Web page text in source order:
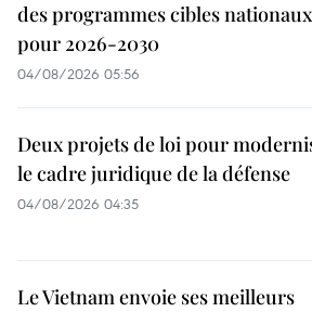
des programmes cibles nationaux
pour 2026-2030
04/08/2026 05:56
Deux projets de loi pour
le cadre juridique de la défense
04/08/2026 04:35
Le Vietnam envoie ses meilleurs